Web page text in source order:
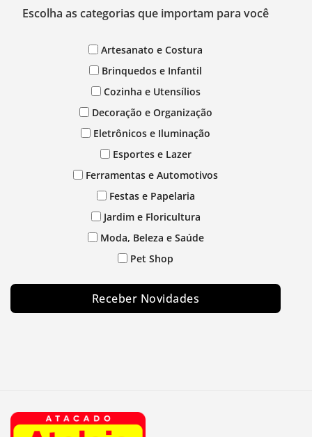
Escolha as categorias que importam para você
Artesanato e Costura
Brinquedos e Infantil
Cozinha e Utensílios
Decoração e Organização
Eletrônicos e Iluminação
Esportes e Lazer
Ferramentas e Automotivos
Festas e Papelaria
Jardim e Floricultura
Moda, Beleza e Saúde
Pet Shop
Receber Novidades